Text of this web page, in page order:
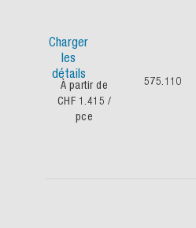
Charger
les
détails
À partir de
CHF 1.415 /
pce
575.110